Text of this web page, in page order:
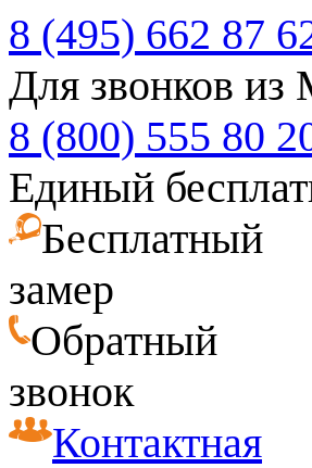
8 (495) 662 87
Для звонков
8 (800) 555 80
Единый
Бесплатный
замер
Обратный
звонок
Контактная